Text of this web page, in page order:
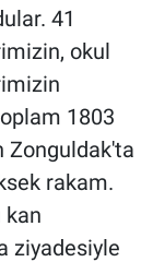
41
okul
1803
Zonguldak'ta
rakam.
kan
ziyadesiyle